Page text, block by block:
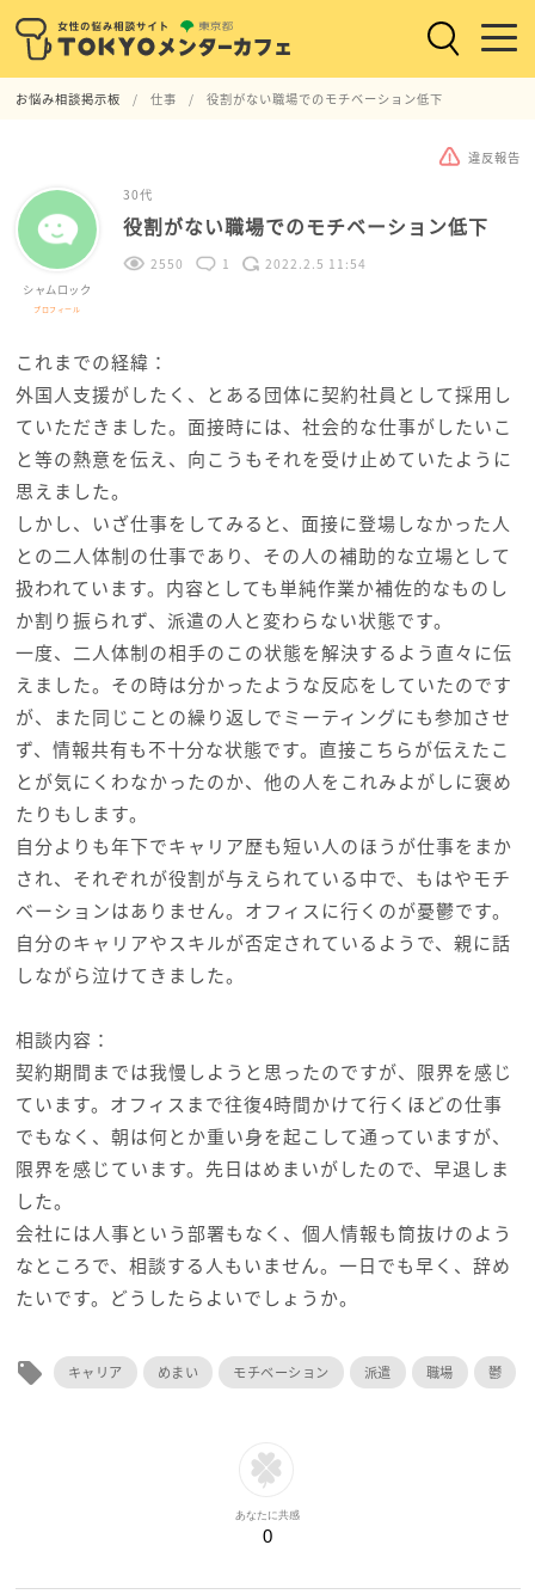
お悩み相談掲示板 仕事 役割がない職場でのモチベーション低下
違反報告
シャムロック
プロフィール
30代
役割がない職場でのモチベーション低下
2550 1 2022.2.5 11:54
これまでの経緯：
外国人支援がしたく、とある団体に契約社員として採用し
ていただきました。面接時には、社会的な仕事がしたいこ
と等の熱意を伝え、向こうもそれを受け止めていたように
思えました。
しかし、いざ仕事をしてみると、面接に登場しなかった人
との二人体制の仕事であり、その人の補助的な立場として
扱われています。内容としても単純作業か補佐的なものし
か割り振られず、派遣の人と変わらない状態です。
一度、二人体制の相手のこの状態を解決するよう直々に伝
えました。その時は分かったような反応をしていたのです
が、また同じことの繰り返しでミーティングにも参加させ
ず、情報共有も不十分な状態です。直接こちらが伝えたこ
とが気にくわなかったのか、他の人をこれみよがしに褒め
たりもします。
自分よりも年下でキャリア歴も短い人のほうが仕事をまか
され、それぞれが役割が与えられている中で、もはやモチ
ベーションはありません。オフィスに行くのが憂鬱です。
自分のキャリアやスキルが否定されているようで、親に話
しながら泣けてきました。
相談内容：
契約期間までは我慢しようと思ったのですが、限界を感じ
ています。オフィスまで往復4時間かけて行くほどの仕事
でもなく、朝は何とか重い身を起こして通っていますが、
限界を感じています。先日はめまいがしたので、早退しま
した。
会社には人事という部署もなく、個人情報も筒抜けのよう
なところで、相談する人もいません。一日でも早く、辞め
たいです。どうしたらよいでしょうか。
local_offer キャリア めまい モチベーション 派遣 職場 鬱
あなたに共感
0